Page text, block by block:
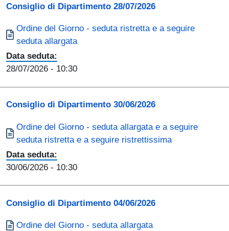
Consiglio di Dipartimento 28/07/2026
Documento
Ordine del Giorno - seduta ristretta e a seguire
seduta allargata
Data seduta:
28/07/2026 - 10:30
Consiglio di Dipartimento 30/06/2026
Documento
Ordine del Giorno - seduta allargata e a seguire
seduta ristretta e a seguire ristrettissima
Data seduta:
30/06/2026 - 10:30
Consiglio di Dipartimento 04/06/2026
Documento
Ordine del Giorno - seduta allargata